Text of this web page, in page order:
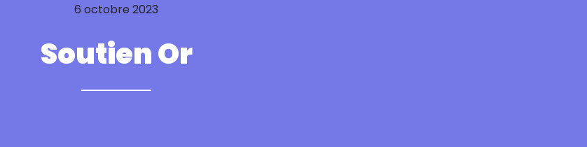
6 octobre 2023
Soutien Or